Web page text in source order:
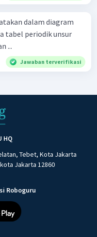
dalam diagram
...
Jawaban terverifikasi
HQ
Tebet, Kota Jakarta
Jakarta 12860
Roboguru